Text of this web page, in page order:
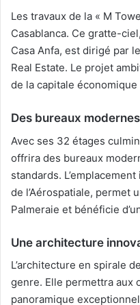
Les travaux de la « M
Casablanca. Ce gratte-
Casa Anfa, est dirigé par
Real Estate. Le projet
de la capitale économique
Des bureaux
Avec ses 32 étages
offrira des bureaux
standards.
de l’Aérospatiale, permet
Palmeraie et bénéficie
Une architecture
L’architecture en spirale
genre. Elle permettra aux
panoramique